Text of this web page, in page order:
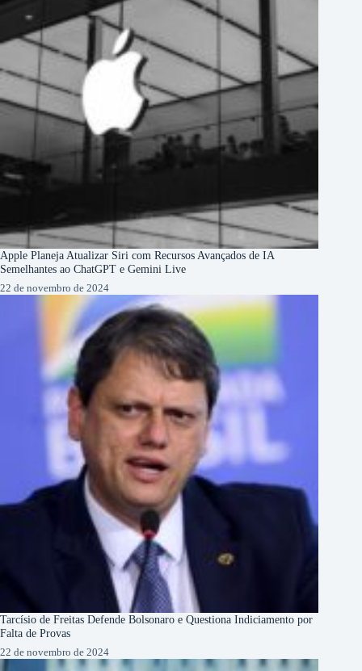
Apple Planeja Atualizar Siri com Recursos Avançados de IA
Semelhantes ao ChatGPT e Gemini Live
22 de novembro de 2024
Tarcísio de Freitas Defende Bolsonaro e Questiona Indiciamento por
Falta de Provas
22 de novembro de 2024